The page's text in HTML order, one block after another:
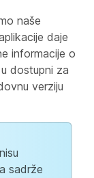
naše
daje
informacije o
dostupni za
verziju
sadrže